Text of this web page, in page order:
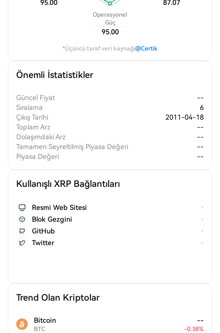
95.00
Operasyonel
Güç
95.00
87.07
*Üçüncü taraf veri kaynağı@Certik
Önemli İstatistikler
Güncel Fiyat
--
Sıralama
6
Çıkış Tarihi
2011-04-18
Toplam Arz
--
Dolaşımdaki Arz
--
Tamamen Seyreltilmiş Piyasa Değeri
--
Piyasa Değeri
--
Kullanışlı XRP Bağlantıları
Resmi Web Sitesi
Blok Gezgini
GitHub
Twitter
Trend Olan Kriptolar
Bitcoin
BTC
--
-0.38%